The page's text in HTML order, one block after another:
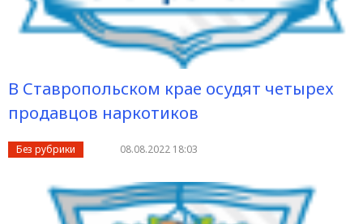
В Ставропольском крае осудят четырех
продавцов наркотиков
Без рубрики 08.08.2022 18:03